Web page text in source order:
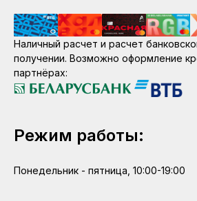
Наличный расчет и расчет
получении. Возможно оформление
партнёрах:
Режим работы:
Понедельник - пятница, 10:00-19:00